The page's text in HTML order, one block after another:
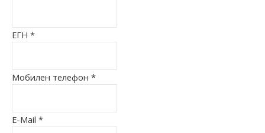
ЕГН *
Мобилен телефон *
E-Mail *